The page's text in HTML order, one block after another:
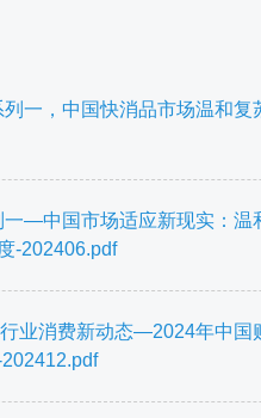
一，中国快消品市场温和复
—中国市场适应新现实：温
-202406.pdf
业消费新动态—2024年中国